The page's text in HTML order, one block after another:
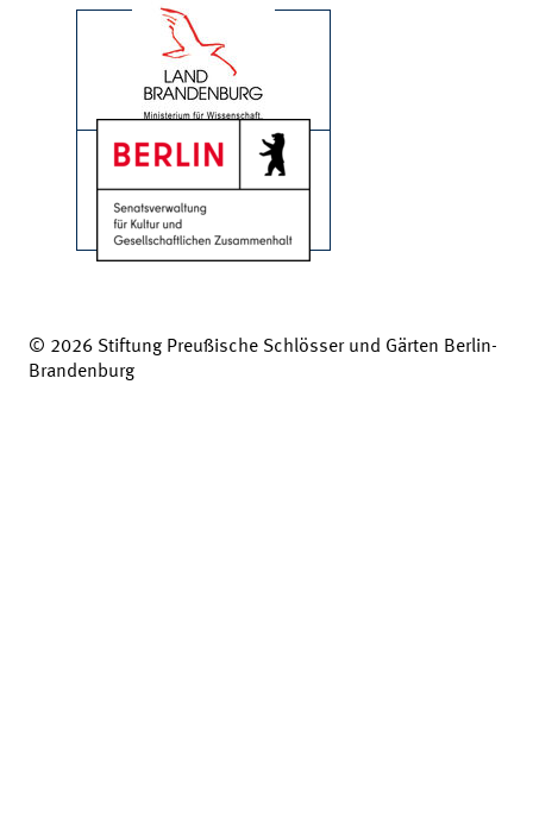
© 2026 Stiftung Preußische Schlösser und Gärten Berlin-
Brandenburg